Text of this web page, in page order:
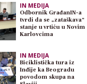
IN MEDIJA
Odbornik GrađanIN-a
tvrdi da se „zataškava“
stanje u vrtiću u Novim
Karlovcima
IN MEDIJA
Biciklistička tura iz
Inđije ka Beogradu
povodom skupa na